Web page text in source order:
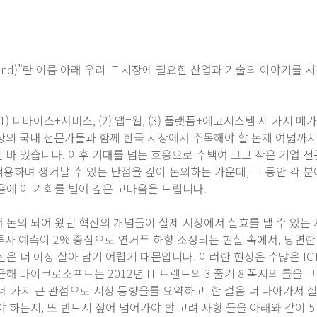
란 이름 아래 우리 IT 시장에 필요한 산업과 기술의 이야기를
디바이스+서비스, (2) 앱=웹, (3) 플랫폼+에코시스템 세 가지 메
국내 전문가들과 함께 한국 시장에서 주목해야 할 논제 여덟까
있습니다. 이후 기대를 넘는 호응으로 수백여 크고 작은 기업
하며 생겨날 수 있는 난점을 깊이 논의하는 가운데, 그 동안 각
이 기회를 빌어 깊은 고마움을 드립니다.
의 되어 왔던 혁신의 개념들이 실제 시장에서 실효를 낼 수 있는
예측이 2% 중심으로 연거푸 하향 조정되는 현실 속에서, 당면
더 이상 살아 남기 어렵기 때문입니다. 이러한 현상은 수많은
해 마이크로소프트는 2012년 IT 트렌드의 3 줄기 8 꼭지의 틀을
가지 큰 관점으로 시장 동향을를 요약하고, 한 걸음 더 나아가서
하는지, 또 반드시 짚어 넘어가야 할 고려 사항 들을 아래와 같이